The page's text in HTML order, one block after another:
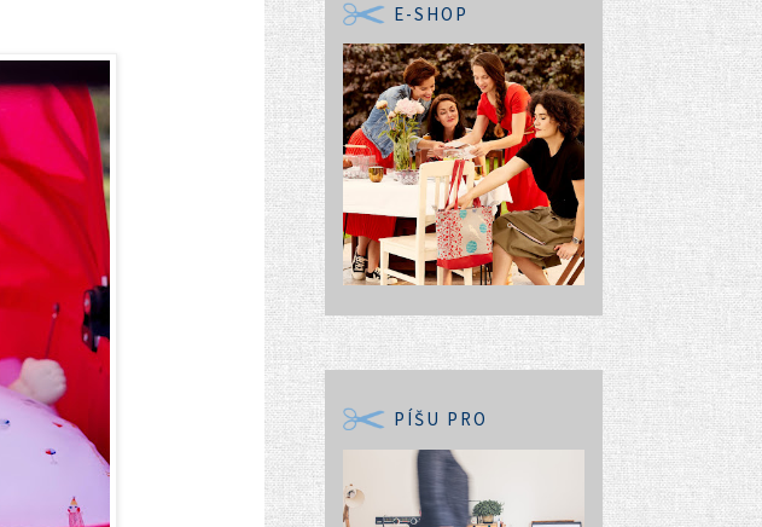
E-SHOP
PÍŠU PRO